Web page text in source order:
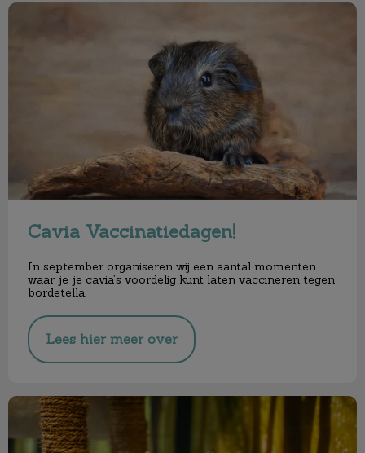
Cavia Vaccinatiedagen!
Cavia Vaccinatiedagen!
In september organiseren wij een aantal momenten
waar je je cavia’s voordelig kunt laten vaccineren tegen
bordetella.
Lees hier meer over
Kattenpension Castor gesloten